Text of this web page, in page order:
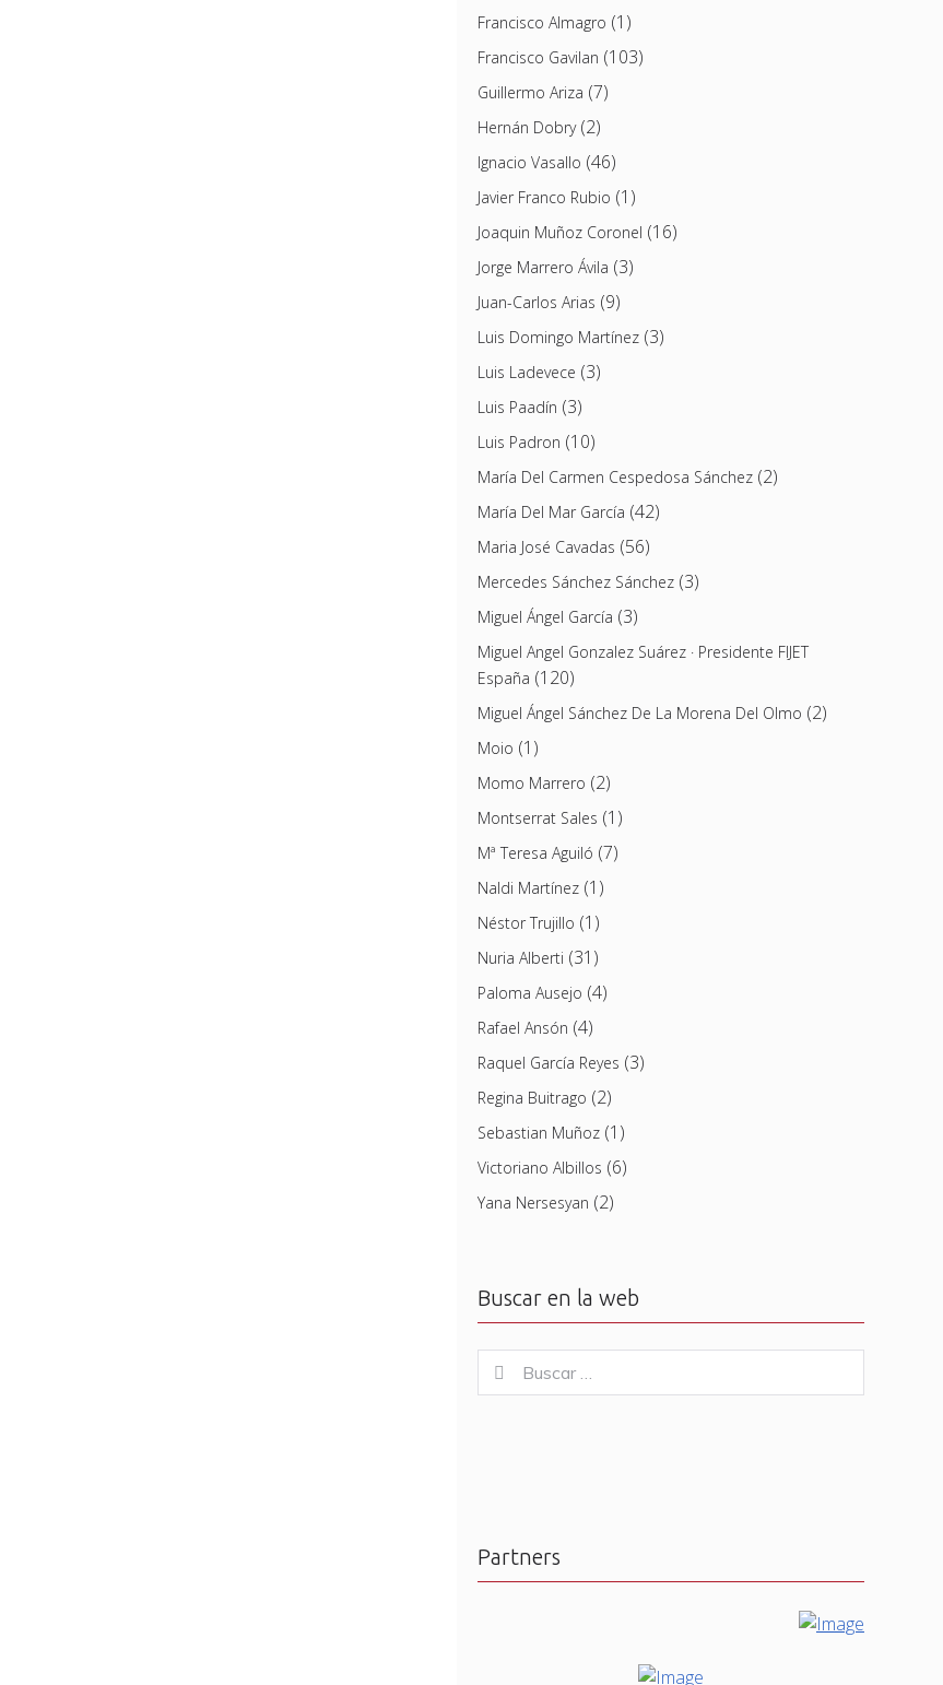
Francisco Almagro (1)
Francisco Gavilan (103)
Guillermo Ariza (7)
Hernán Dobry(2)
Ignacio Vasallo (46)
Javier Franco Rubio (1)
Joaquin Muñoz Coronel (16)
Jorge Marrero Ávila (3)
Juan-Carlos Arias (9)
Luis Domingo Martínez(3)
Luis Ladevece (3)
Luis Paadín (3)
Luis Padron (10)
María Del Carmen Cespedosa Sánchez(2)
María Del Mar García (42)
Maria José Cavadas (56)
Mercedes Sánchez Sánchez(3)
Miguel Ángel García (3)
Miguel Angel Gonzalez Suárez · Presidente FIJET
España (120)
Miguel Ángel Sánchez De La Morena Del Olmo (2)
Moio (1)
Momo Marrero (2)
Montserrat Sales (1)
Mª Teresa Aguiló (7)
Naldi Martínez(1)
Néstor Trujillo (1)
Nuria Alberti (31)
Paloma Ausejo (4)
Rafael Ansón (4)
Raquel García Reyes (3)
Regina Buitrago (2)
Sebastian Muñoz(1)
Victoriano Albillos (6)
Yana Nersesyan (2)
Buscar en la web
for:
Buscar
Partners